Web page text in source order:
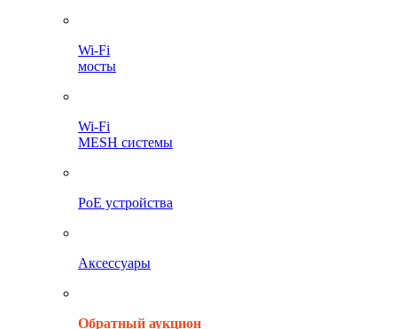
Wi-Fi
мосты
Wi-Fi
MESH системы
PoE устройства
Аксессуары
Обратный аукцион